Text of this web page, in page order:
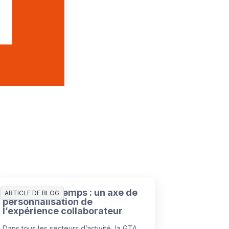
ARTICLE DE BLOG
Gestion des temps : un axe de
personnalisation de
l’expérience collaborateur